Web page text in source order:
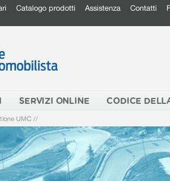
Catalogo prodotti Assistenza Contatti
SERVIZI ONLINE CODICE
UMC //